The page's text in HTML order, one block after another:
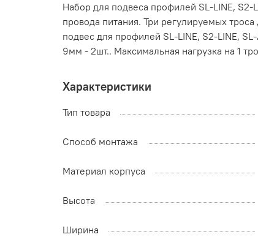
Набор для подвеса профилей SL-LINE,
провода питания. Три регулируемых
подвес для профилей SL-LINE, S2-LINE,
9мм - 2шт.. Максимальная нагрузка на 1
Характеристики
Тип товара
Способ монтажа
Материал корпуса
Высота
Ширина